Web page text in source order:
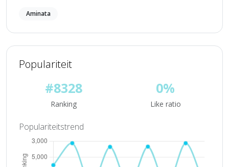
Aminata
Populariteit
#8328
Ranking
0%
Like ratio
Populariteitstrend